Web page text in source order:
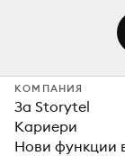
КОМПАНИЯ
За Storytel
Кариери
Нови функции